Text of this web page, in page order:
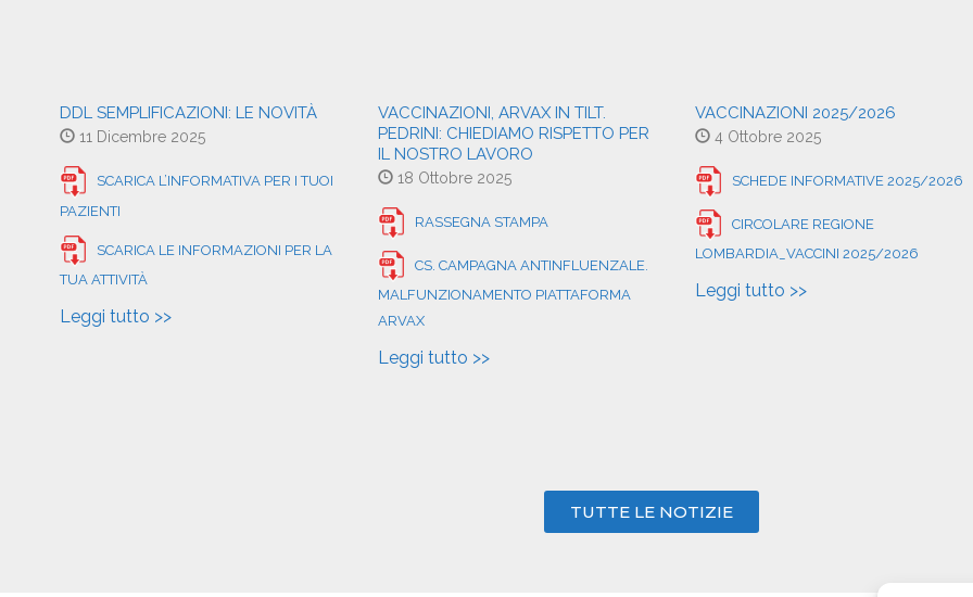
DDL SEMPLIFICAZIONI: LE NOVITÀ
11 Dicembre 2025
SCARICA L’INFORMATIVA PER I TUOI
PAZIENTI
SCARICA LE INFORMAZIONI PER LA
TUA ATTIVITÀ
Leggi tutto >>
VACCINAZIONI, ARVAX IN TILT.
PEDRINI: CHIEDIAMO RISPETTO PER
IL NOSTRO LAVORO
18 Ottobre 2025
RASSEGNA STAMPA
CS. CAMPAGNA ANTINFLUENZALE.
MALFUNZIONAMENTO PIATTAFORMA
ARVAX
Leggi tutto >>
VACCINAZIONI 2025/2026
4 Ottobre 2025
SCHEDE INFORMATIVE 2025/2026
CIRCOLARE REGIONE
LOMBARDIA_VACCINI 2025/2026
Leggi tutto >>
TUTTE LE NOTIZIE